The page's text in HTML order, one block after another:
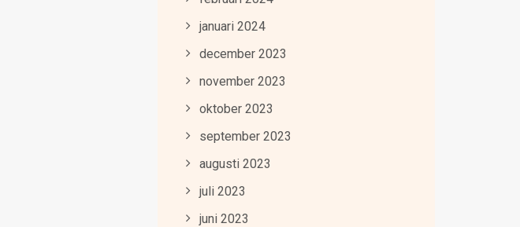
januari 2024
december 2023
november 2023
oktober 2023
september 2023
augusti 2023
juli 2023
juni 2023